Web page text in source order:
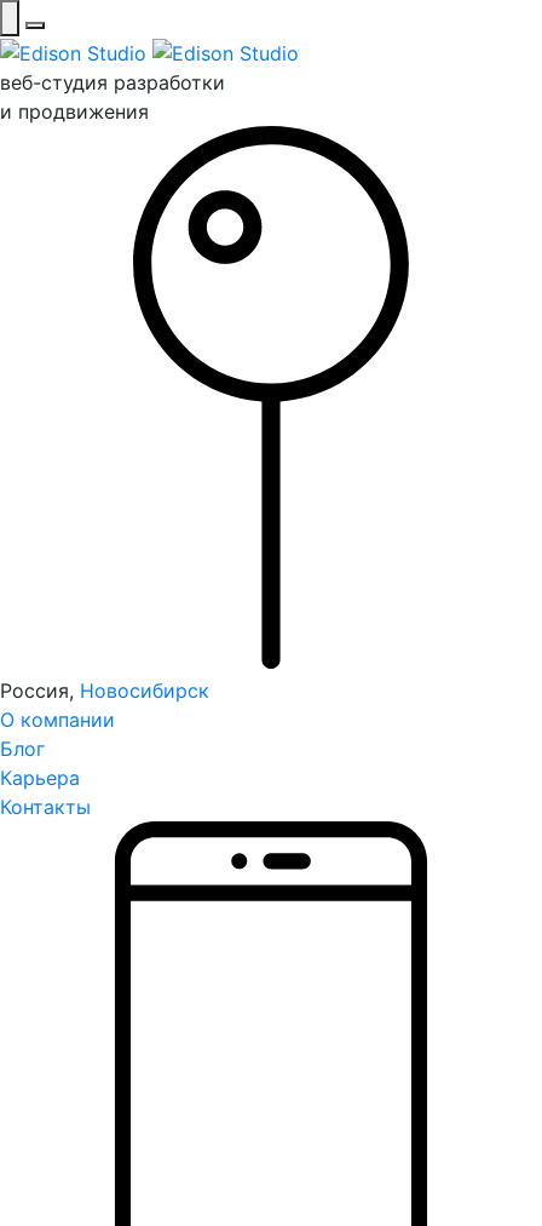
веб-студия разработки
и продвижения
Россия, Новосибирск
О компании
Блог
Карьера
Контакты